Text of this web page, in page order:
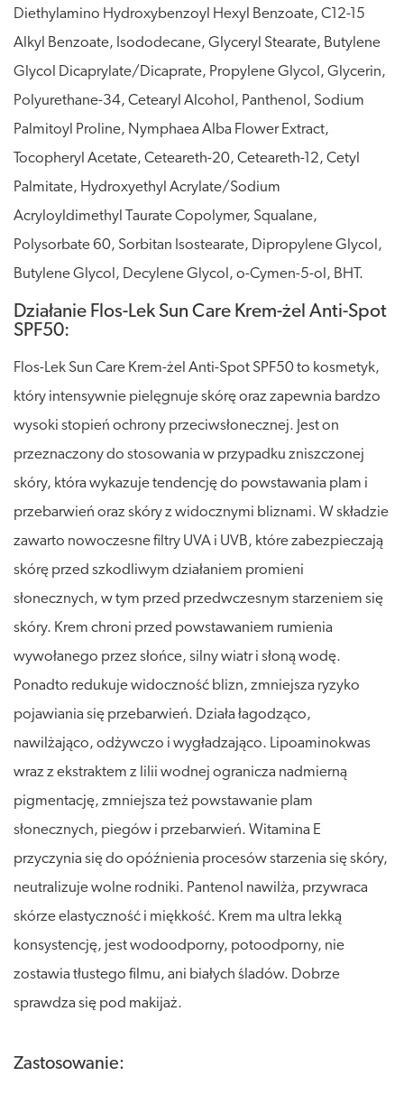
Diethylamino Hydroxybenzoyl Hexyl Benzoate, C12-15
Alkyl Benzoate, Isododecane, Glyceryl Stearate, Butylene
Glycol Dicaprylate/Dicaprate, Propylene Glycol, Glycerin,
Polyurethane-34, Cetearyl Alcohol, Panthenol, Sodium
Palmitoyl Proline, Nymphaea Alba Flower Extract,
Tocopheryl Acetate, Ceteareth-20, Ceteareth-12, Cetyl
Palmitate, Hydroxyethyl Acrylate/Sodium
Acryloyldimethyl Taurate Copolymer, Squalane,
Polysorbate 60, Sorbitan Isostearate, Dipropylene Glycol,
Butylene Glycol, Decylene Glycol, o-Cymen-5-ol, BHT.
Działanie Flos-Lek Sun Care Krem-żel Anti-Spot
SPF50:
Flos-Lek Sun Care Krem-żel Anti-Spot SPF50 to kosmetyk,
który intensywnie pielęgnuje skórę oraz zapewnia bardzo
wysoki stopień ochrony przeciwsłonecznej. Jest on
przeznaczony do stosowania w przypadku zniszczonej
skóry, która wykazuje tendencję do powstawania plam i
przebarwień oraz skóry z widocznymi bliznami. W składzie
zawarto nowoczesne filtry UVA i UVB, które zabezpieczają
skórę przed szkodliwym działaniem promieni
słonecznych, w tym przed przedwczesnym starzeniem się
skóry. Krem chroni przed powstawaniem rumienia
wywołanego przez słońce, silny wiatr i słoną wodę.
Ponadto redukuje widoczność blizn, zmniejsza ryzyko
pojawiania się przebarwień. Działa łagodząco,
nawilżająco, odżywczo i wygładzająco. Lipoaminokwas
wraz z ekstraktem z lilii wodnej ogranicza nadmierną
pigmentację, zmniejsza też powstawanie plam
słonecznych, piegów i przebarwień. Witamina E
przyczynia się do opóźnienia procesów starzenia się skóry,
neutralizuje wolne rodniki. Pantenol nawilża, przywraca
skórze elastyczność i miękkość. Krem ma ultra lekką
konsystencję, jest wodoodporny, potoodporny, nie
zostawia tłustego filmu, ani białych śladów. Dobrze
sprawdza się pod makijaż.
Zastosowanie: